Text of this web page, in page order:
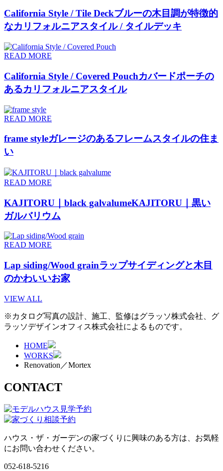
California Style / Tile Deckブルーの木目調が特徴的
なカリフォルニアスタイル / タイルデッキ
READ MORE
California Style / Covered Pouchカバードポーチの
あるカリフォルニアスタイル
READ MORE
frame styleガレージのあるフレームスタイルの住ま
い
READ MORE
KAJITORU｜black galvalumeKAJITORU｜黒い
ガルバリウム
READ MORE
Lap siding/Wood grainラップサイディングと木目
のかわいいお家
VIEW ALL
※カタログ写真の設計、施工、監修はグラッソ株式会社、グ
ラッソデザインオフィス株式会社によるものです。
HOME
WORKS
Renovation／Mortex
CONTACT
ハウス・ザ・ガーデンの家づくりに興味のある方は、お気軽
にお問い合わせください。
052-618-5216